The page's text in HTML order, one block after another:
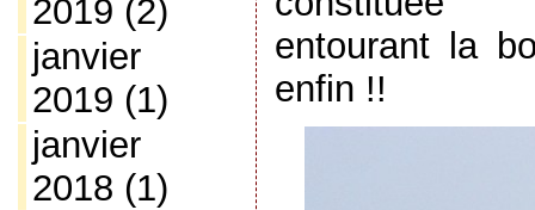
2019 (2)
janvier
2019 (1)
janvier
2018 (1)
entourant la
enfin !!